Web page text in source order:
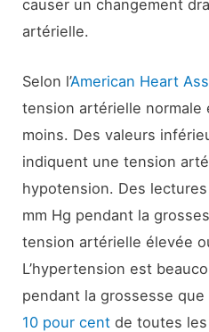
causer un changement
artérielle.
Selon l’American Heart
tension artérielle normale
moins. Des valeurs
indiquent une tension
hypotension. Des
mm Hg pendant la
tension artérielle élevée
L’hypertension est
pendant la grossesse que
10 pour cent de toutes